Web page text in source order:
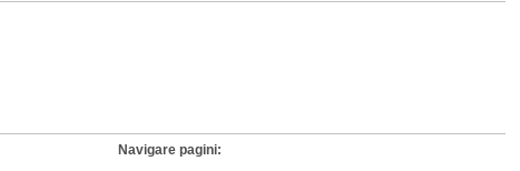
Navigare pagini: